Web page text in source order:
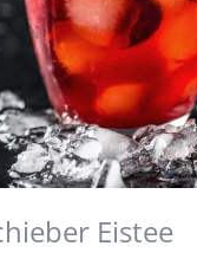
Eistee